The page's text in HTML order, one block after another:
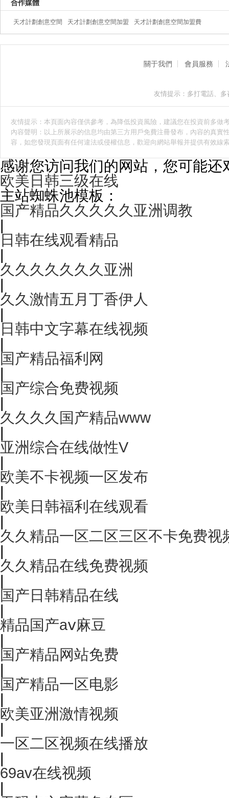
合作媒體
天才計劃創意空間 天才計劃創意空間加盟 天才計劃創意空間加盟費
關于我們 會員服務
友情提示：多打電話、
友情提示：本頁面內容僅供參考，為降低投資風險，建議您在投資前多
內容聲明：以上所展示的信息均由第三方用戶免費注冊發布，內容的真
容，如您發現頁面有任何違法或侵權信息，歡迎向網站舉報并提供有效線
感谢您访问我们的网站，您可能还
欧美日韩三级在线
主站蜘蛛池模板：
国产精品久久久久久亚洲调教
|
日韩在线观看精品
|
久久久久久久久亚洲
|
久久激情五月丁香伊人
|
日韩中文字幕在线视频
|
国产精品福利网
|
国产综合免费视频
|
久久久久国产精品www
|
亚洲综合在线做性V
|
欧美不卡视频一区发布
|
欧美日韩福利在线观看
|
久久精品一区二区三区不卡免费视
|
久久精品在线免费视频
|
国产日韩精品在线
|
精品国产aⅴ麻豆
|
国产精品网站免费
|
国产精品一区电影
|
欧美亚洲激情视频
|
一区二区视频在线播放
|
69av在线视频
|